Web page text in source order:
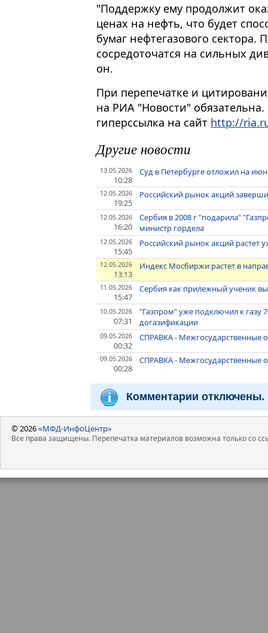
"Поддержку ему продолжит
ценах на нефть, что будет
бумаг нефтегазового сектора.
сосредоточатся на сильных
он.
При перепечатке и
на РИА "Новости"
гиперссылка на сайт http://
Другие новости
13.05.2026
10:28
Суд в Петербурге отложил на
12.05.2026
19:25
Российский рынок акций
12.05.2026
16:20
Сербия в 2008 г "подарила"
министр гордела
12.05.2026
15:45
Российский рынок акций растет
12.05.2026
13:13
Индекс Мосбиржи растет в
11.05.2026
15:47
Сербия как прилежный ученик
10.05.2026
07:31
"Газпром" уже подключил к газу
догазификации
09.05.2026
00:32
СПРАВКА - Межгосударственные
09.05.2026
00:28
СПРАВКА - Межгосударственные
Комментарии отключены.
© 2026«МФД-ИнфоЦентр»
Все права защищены. Перепечатка материалов возможна только со